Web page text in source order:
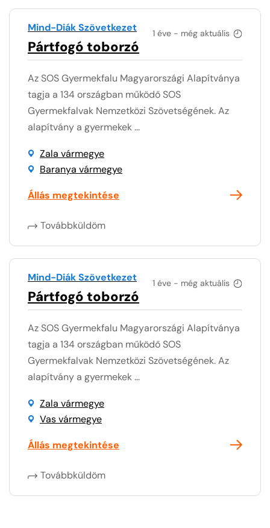
1 éve - még aktuális
Mind-Diák Szövetkezet
Pártfogó toborzó
Az SOS Gyermekfalu Magyarországi Alapítványa
tagja a 134 országban működő SOS
Gyermekfalvak Nemzetközi Szövetségének. Az
alapítvány a gyermekek ...
Zala vármegye
Baranya vármegye
Állás megtekintése
Továbbküldöm
1 éve - még aktuális
Mind-Diák Szövetkezet
Pártfogó toborzó
Az SOS Gyermekfalu Magyarországi Alapítványa
tagja a 134 országban működő SOS
Gyermekfalvak Nemzetközi Szövetségének. Az
alapítvány a gyermekek ...
Zala vármegye
Vas vármegye
Állás megtekintése
Továbbküldöm